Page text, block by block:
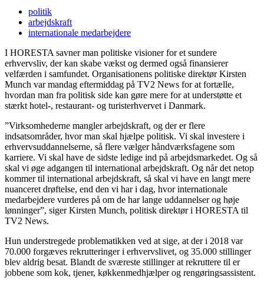
politik
arbejdskraft
internationale medarbejdere
I HORESTA savner man politiske visioner for et sundere
erhvervsliv, der kan skabe vækst og dermed også finansierer
velfærden i samfundet. Organisationens politiske direktør Kirsten
Munch var mandag eftermiddag på TV2 News for at fortælle,
hvordan man fra politisk side kan gøre mere for at understøtte et
stærkt hotel-, restaurant- og turisterhvervet i Danmark.
”Virksomhederne mangler arbejdskraft, og der er flere
indsatsområder, hvor man skal hjælpe politisk. Vi skal investere i
erhvervsuddannelserne, så flere vælger håndværksfagene som
karriere. Vi skal have de sidste ledige ind på arbejdsmarkedet. Og så
skal vi øge adgangen til international arbejdskraft. Og når det netop
kommer til international arbejdskraft, så skal vi have en langt mere
nuanceret drøftelse, end den vi har i dag, hvor internationale
medarbejdere vurderes på om de har lange uddannelser og høje
lønninger”, siger Kirsten Munch, politisk direktør i HORESTA til
TV2 News.
Hun understregede problematikken ved at sige, at der i 2018 var
70.000 forgæves rekrutteringer i erhvervslivet, og 35.000 stillinger
blev aldrig besat. Blandt de sværeste stillinger at rekruttere til er
jobbene som kok, tjener, køkkenmedhjælper og rengøringsassistent.